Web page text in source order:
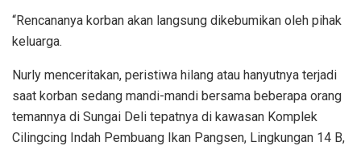
“Rencananya korban akan langsung dikebumikan oleh pihak
keluarga.
Nurly menceritakan, peristiwa hilang atau hanyutnya terjadi
saat korban sedang mandi-mandi bersama beberapa orang
temannya di Sungai Deli tepatnya di kawasan Komplek
Cilingcing Indah Pembuang Ikan Pangsen, Lingkungan 14 B,